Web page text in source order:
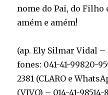
nome do Pai, do Filho
amém e amém!
(ap. Ely Silmar Vidal
fones: 041-41-99820-
2381 (CLARO e
(VIVO) – 014-41-